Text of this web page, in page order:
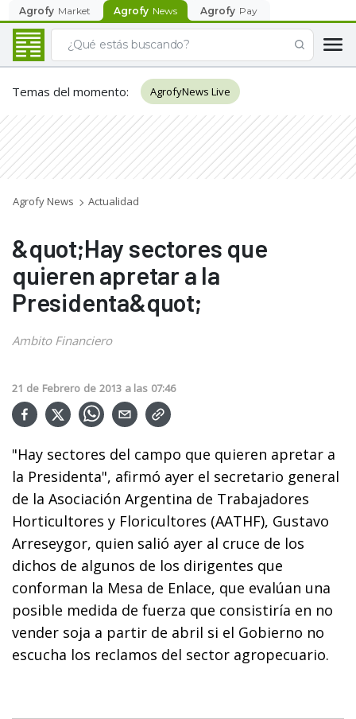
Agrofy Market Agrofy News Agrofy Pay
Temas del momento: AgrofyNews Live
Agrofy News Actualidad
&quot;Hay sectores que
quieren apretar a la
Presidenta&quot;
Ambito Financiero
21 de Febrero de 2013 a las 07:46
"Hay sectores del campo que quieren apretar a
la Presidenta", afirmó ayer el secretario general
de la Asociación Argentina de Trabajadores
Horticultores y Floricultores (AATHF), Gustavo
Arreseygor, quien salió ayer al cruce de los
dichos de algunos de los dirigentes que
conforman la Mesa de Enlace, que evalúan una
posible medida de fuerza que consistiría en no
vender soja a partir de abril si el Gobierno no
escucha los reclamos del sector agropecuario.